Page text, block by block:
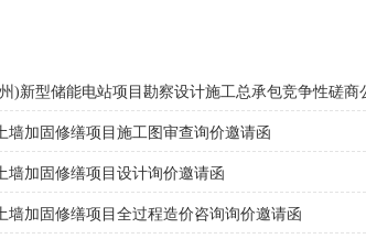
)新型储能电站项目勘察设计施工总承包竞争性磋商
墙加固修缮项目施工图审查询价邀请函
墙加固修缮项目设计询价邀请函
墙加固修缮项目全过程造价咨询询价邀请函